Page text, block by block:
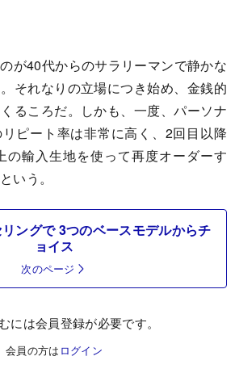
が40代からのサラリーマンで静かな
それなりの立場につき始め、金銭的
るころだ。しかも、一度、パーソナ
ピート率は非常に高く、2回目以降
の輸入生地を使って再度オーダーす
いう。
ングで 3つのベースモデルからチ
ョイス
次のページ
には会員登録が必要です。
会員の方は ログイン